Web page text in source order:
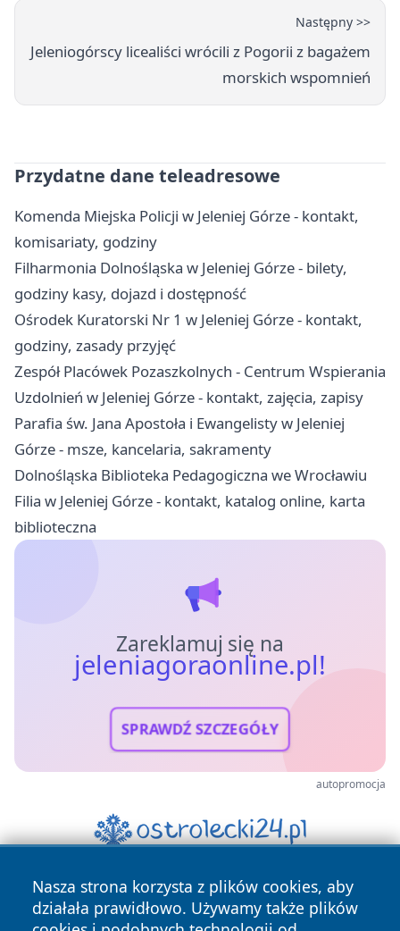
Następny >>
Jeleniogórscy licealiści wrócili z Pogorii z bagażem
morskich wspomnień
Przydatne dane teleadresowe
Komenda Miejska Policji w Jeleniej Górze - kontakt,
komisariaty, godziny
Filharmonia Dolnośląska w Jeleniej Górze - bilety,
godziny kasy, dojazd i dostępność
Ośrodek Kuratorski Nr 1 w Jeleniej Górze - kontakt,
godziny, zasady przyjęć
Zespół Placówek Pozaszkolnych - Centrum Wspierania
Uzdolnień w Jeleniej Górze - kontakt, zajęcia, zapisy
Parafia św. Jana Apostoła i Ewangelisty w Jeleniej
Górze - msze, kancelaria, sakramenty
Dolnośląska Biblioteka Pedagogiczna we Wrocławiu
Filia w Jeleniej Górze - kontakt, katalog online, karta
biblioteczna
Zareklamuj się na
jeleniagoraonline.pl!
SPRAWDŹ SZCZEGÓŁY
autopromocja
Nasza strona korzysta z plików cookies, aby
działała prawidłowo. Używamy także plików